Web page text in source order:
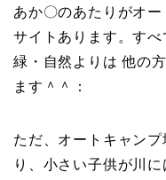
あか〇のあたりがオ
サイトあります。すべ
緑・自然よりは 他の
ます＾＾：
ただ、オートキャン
り、小さい子供が川